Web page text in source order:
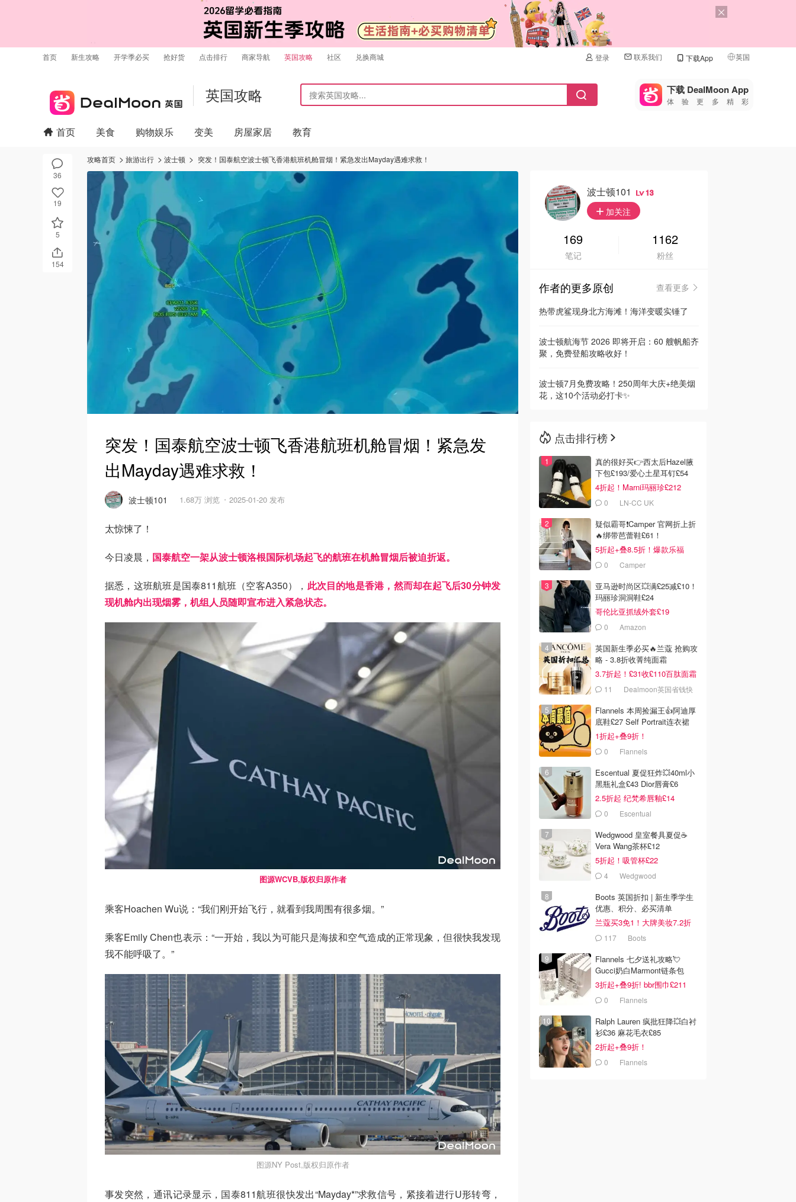
首页 新生攻略 开学季必买 抢好货 点击排行 商家导航 英国攻略 社区 兑换商城 登录 联系我们 下载App 英国
🇺🇸
🇨🇳 中国
🇮🇹
🇦🇺
🇳🇿新西兰
英国攻略 下载 DealMoon App
体验更多精彩
36
19
5
154
首页 美食 购物娱乐 变美 房屋家居 教育
攻略首页 旅游出行 波士顿 突发！国泰航空波士顿飞香港航班机舱冒烟！紧急发出Mayday遇难求救！
突发！国泰航空波士顿飞香港航班机舱冒烟！紧急发
出Mayday遇难求救！
波士顿101 1.68万 浏览 2025-01-20 发布
太惊悚了！
今日凌晨， 国泰航空一架从波士顿洛根国际机场起飞的航班在机舱冒烟后被迫折返。
据悉，这班航班是国泰811航班（空客A350）， 此次目的地是香港，然而却在起飞后30分钟发
现机舱内出现烟雾，机组人员随即宣布进入紧急状态。
图源WCVB,版权归原作者
乘客Hoachen Wu说：“我们刚开始飞行，就看到我周围有很多烟。”
乘客Emily Chen也表示：“一开始，我以为可能只是海拔和空气造成的正常现象，但很快我发现
我不能呼吸了。”
图源NY Post,版权归原作者
事发突然，通讯记录显示，国泰811航班很快发出“Mayday*”求救信号，紧接着进行U形转弯，
波士顿101 13
加关注
169
笔记
1162
粉丝
作者的更多原创
查看更多
热带虎鲨现身北方海滩！海洋变暖实锤了
波士顿航海节 2026 即将开启：60 艘帆船齐
聚，免费登船攻略收好！
波士顿7月免费攻略！250周年大庆+绝美烟
花，这10个活动必打卡✨
点击排行榜
真的很好买👉西太后Hazel腋
下包£193/爱心土星耳钉£54
4折起！Marni玛丽珍£212
0 LN-CC UK
疑似霸哥❗️Camper 官网折上折
🔥绑带芭蕾鞋£61！
5折起+叠8.5折！爆款乐福
£68！
0 Camper
亚马逊时尚区💥满£25减£10！
玛丽珍洞洞鞋£24
哥伦比亚抓绒外套£19
0 Amazon
英国新生季必买🔥兰蔻 抢购攻
略 - 3.8折收菁纯面霜
3.7折起！£31收£110百肽面霜
套装
11
Dealmoon英国省钱快
Flannels 本周捡漏王👍阿迪厚
底鞋£27 Self Portrait连衣裙
£63
1折起+叠9折！
0 Flannels
Escentual 夏促狂炸💥40ml小
黑瓶礼盒£43 Dior唇膏£6
2.5折起 纪梵希唇釉£14
0 Escentual
Wedgwood 皇室餐具夏促☕️
Vera Wang茶杯£12
5折起！吸管杯£22
4 Wedgwood
Boots 英国折扣 | 新生季学生
优惠、积分、必买清单
兰蔻买3免1！大牌美妆7.2折
117 Boots
Flannels 七夕送礼攻略💘
Gucci奶白Marmont链条包
£719
3折起+叠9折! bbr围巾£211
0 Flannels
Ralph Lauren 疯批狂降💥白衬
衫£36 麻花毛衣£85
2折起+叠9折！
0 Flannels